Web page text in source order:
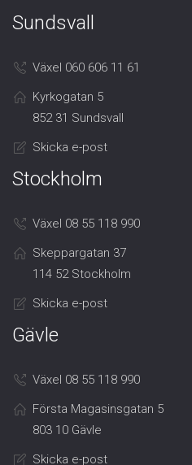
Sundsvall
Växel 060 606 11 61
Kyrkogatan 5
852 31 Sundsvall
Skicka e-post
Stockholm
Växel 08 55 118 990
Skeppargatan 37
114 52 Stockholm
Skicka e-post
Gävle
Växel 08 55 118 990
Första Magasinsgatan 5
803 10 Gävle
Skicka e-post